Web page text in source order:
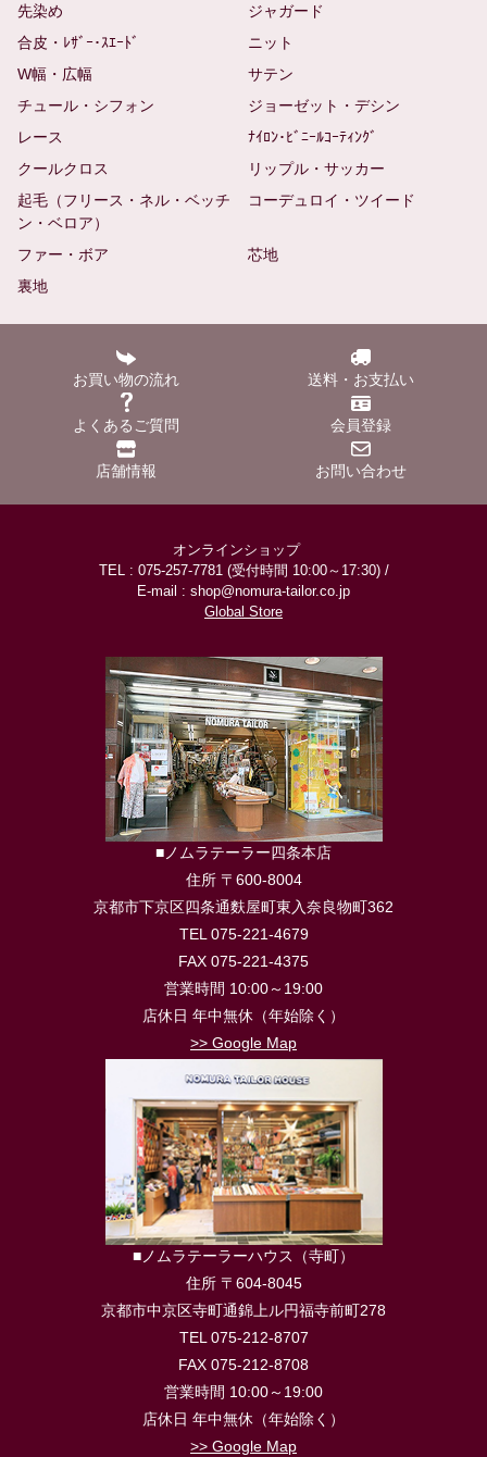
先染め
ジャガード
合皮・ﾚｻﾞｰ･ｽｴｰﾄﾞ
ニット
W幅・広幅
サテン
チュール・シフォン
ジョーゼット・デシン
レース
ﾅｲﾛﾝ･ﾋﾞﾆｰﾙｺｰﾃｨﾝｸﾞ
クールクロス
リップル・サッカー
起毛（フリース・ネル・ベッチ
ン・ベロア）
コーデュロイ・ツイード
ファー・ボア
芯地
裏地
お買い物の流れ 送料・お支払い
よくあるご質問 会員登録
店舗情報 お問い合わせ
オンラインショップ
TEL : 075-257-7781 (受付時間 10:00～17:30) /
E-mail : shop@nomura-tailor.co.jp
Global Store
■ノムラテーラー四条本店
住所 〒600-8004
京都市下京区四条通麩屋町東入奈良物町362
TEL 075-221-4679
FAX 075-221-4375
営業時間 10:00～19:00
店休日 年中無休（年始除く）
>> Google Map
■ノムラテーラーハウス（寺町）
住所 〒604-8045
京都市中京区寺町通錦上ル円福寺前町278
TEL 075-212-8707
FAX 075-212-8708
営業時間 10:00～19:00
店休日 年中無休（年始除く）
>> Google Map